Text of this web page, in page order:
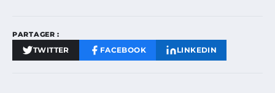
PARTAGER :
TWITTER FACEBOOK LINKEDIN